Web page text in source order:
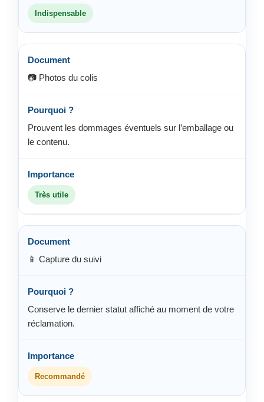
Indispensable
📷 Photos du colis
Prouvent les dommages éventuels sur l’emballage ou
le contenu.
Très utile
📱 Capture du suivi
Conserve le dernier statut affiché au moment de votre
réclamation.
Recommandé